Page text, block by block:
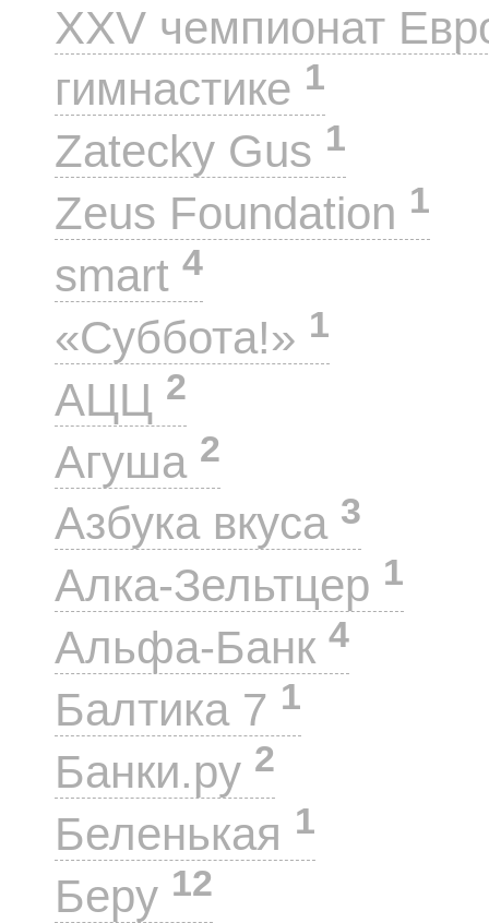
XXV чемпионат
гимнастике 1
Zatecky Gus 1
Zeus Foundation 1
smart 4
«Суббота!» 1
АЦЦ 2
Агуша 2
Азбука вкуса 3
Алка-Зельтцер 1
Альфа-Банк 4
Балтика 7 1
Банки.ру 2
Беленькая 1
Беру 12